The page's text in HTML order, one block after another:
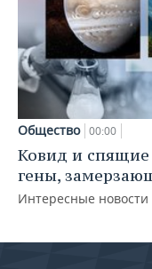
Общество 00:00
Ковид и спящие
гены,
Интересные